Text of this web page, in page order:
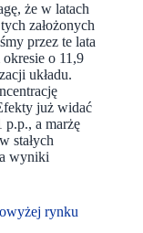
że w latach
założonych
przez te lata
o 11,9
układu.
już widać
a marżę
stałych
wyniki
rynku